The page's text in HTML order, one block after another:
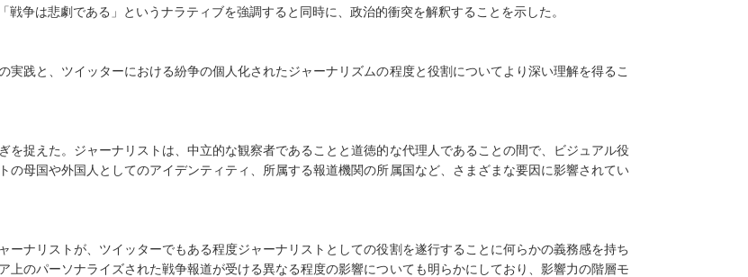
争は悲劇である」というナラティブを強調すると同時に、政治的衝突を解釈することを示した。
践と、ツイッターにおける紛争の個人化されたジャーナリズムの程度と役割についてより深い理解を得るこ
を捉えた。ジャーナリストは、中立的な観察者であることと道徳的な代理人であることの間で、ビジュアル役
母国や外国人としてのアイデンティティ、所属する報道機関の所属国など、さまざまな要因に影響されてい
ナリストが、ツイッターでもある程度ジャーナリストとしての役割を遂行することに何らかの義務感を持ち
のパーソナライズされた戦争報道が受ける異なる程度の影響についても明らかにしており、影響力の階層モ